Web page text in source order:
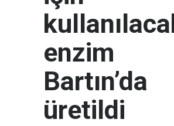
enzim
Bartın’da
üretildi